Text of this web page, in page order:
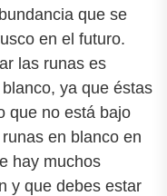
que se
en el futuro.
las runas es
ya que éstas
que no está bajo
en blanco en
hay muchos
y que debes estar